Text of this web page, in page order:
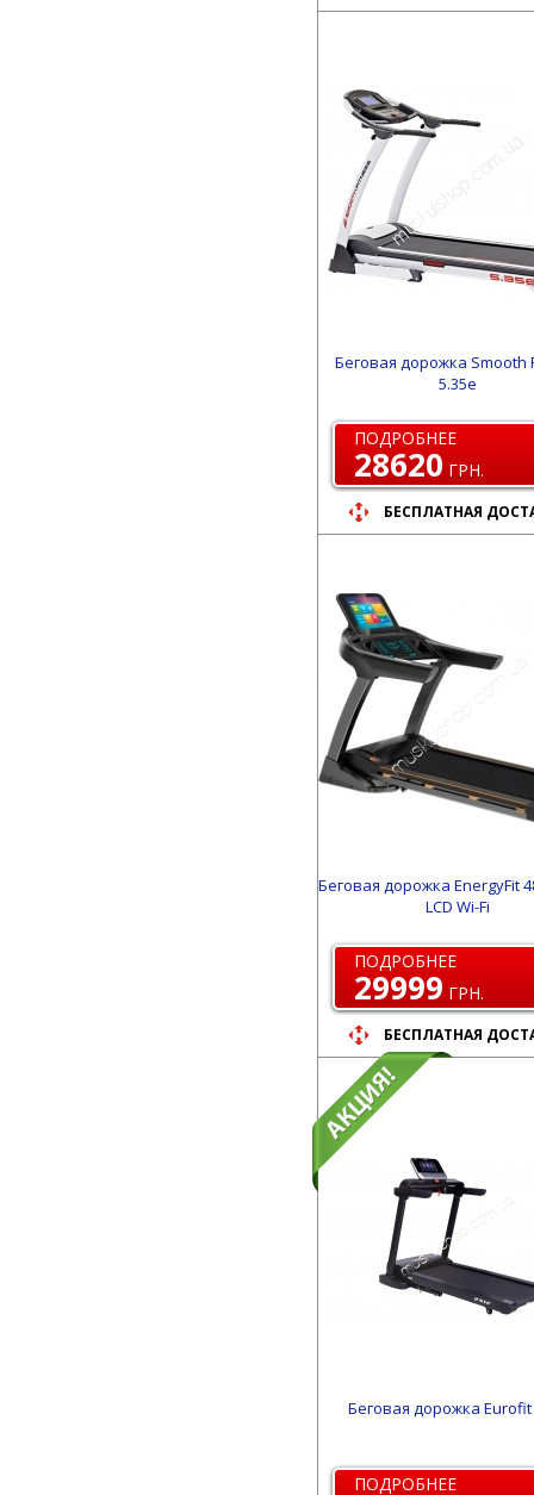
Беговая дорожка Smooth
5.35e
ПОДРОБНЕЕ
28620 ГРН.
БЕСПЛАТНАЯ
Беговая дорожка EnergyFit
LСD Wi-Fi
ПОДРОБНЕЕ
29999 ГРН.
БЕСПЛАТНАЯ
Беговая дорожка Eurofit
ПОДРОБНЕЕ